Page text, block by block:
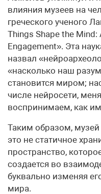
влияния музеев на
греческого ученого
Things Shape the
Engagement». Эта
назвал
«насколько наш
становится миром;
числе нейросети,
воспринимаем, как
Таким образом,
это не статичное
пространство,
создается во
буквально изменяя
мира.